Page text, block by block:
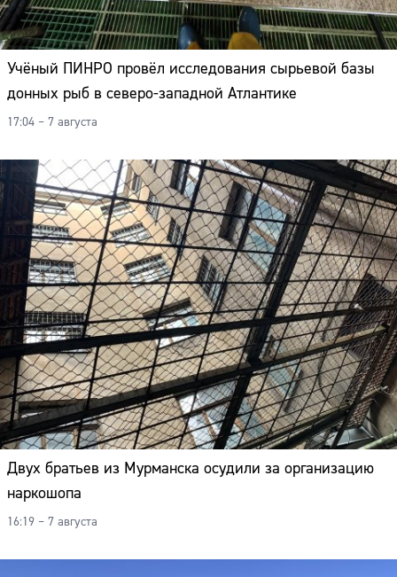
Учёный ПИНРО провёл исследования сырьевой базы
донных рыб в северо-западной Атлантике
17:04 – 7 августа
Двух братьев из Мурманска осудили за организацию
наркошопа
16:19 – 7 августа